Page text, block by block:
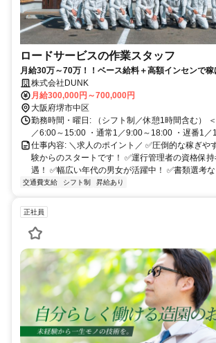
ロードサービスの作業スタッフ
月給30万～70万！！ベース給料＋高額インセンで
スタッフ
株式会社DUNK
月給300,000円～700,000円
大阪府堺市中区
勤務時間・曜日: （シフト制／休憩1時間含む）
／6:00～15:00 ・通常1／9:00～18:00 ・遅番1
仕事内容: ＼求人のポイント／ ✅圧倒的な稼ぎや
験からのスタートです！ ✅運行管理者の資格保
遇！ ✅幅広い年代の男女が活躍中！ ✅書類選考な
交通費支給 シフト制 昇給あり
正社員